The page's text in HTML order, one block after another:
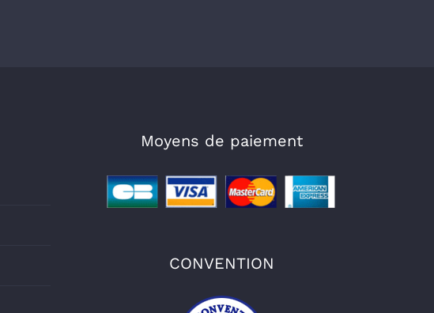
Moyens de paiement
CONVENTION